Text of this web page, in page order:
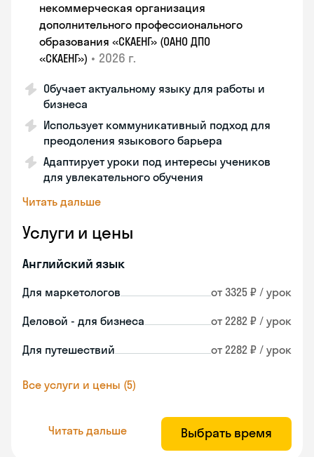
некоммерческая организация
дополнительного профессионального
образования «СКАЕНГ» (ОАНО ДПО
«СКАЕНГ») • 2026 г.
Обучает актуальному языку для работы и
бизнеса
Использует коммуникативный подход для
преодоления языкового барьера
Адаптирует уроки под интересы учеников
для увлекательного обучения
Читать дальше
Услуги и цены
Английский язык
Для маркетологов от 3325 ₽ / урок
Деловой - для бизнеса от 2282 ₽ / урок
Для путешествий от 2282 ₽ / урок
Все услуги и цены (5)
Читать дальше Выбрать время